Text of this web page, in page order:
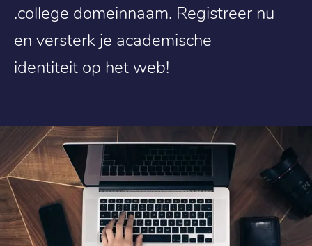
.college domeinnaam. Registreer nu
en versterk je academische
identiteit op het web!